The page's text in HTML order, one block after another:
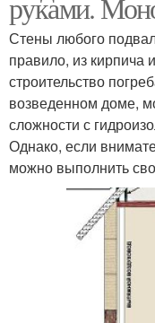
руками.
Стены любого
правило, из кирпича
строительство
возведенном доме,
сложности с
Однако, если
можно выполнить